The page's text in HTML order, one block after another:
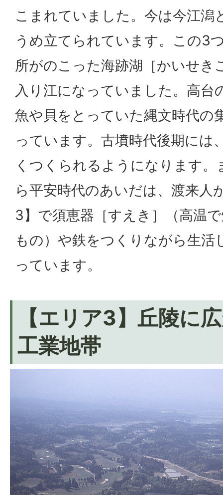
こまれていました。今は今江潟
うめ立てられています。この3
所がのこった海跡湖［かいせき
入り江になっていました。高台
魚や貝をとっていた縄文時代の
っています。古墳時代後期には
くつくられるようになります。
ら平安時代のあいだは、渡来人
3】で須恵器［すえき］（高温
もの）や鉄をつくりながら生活
っています。
【エリア3】丘陵に
工業地帯